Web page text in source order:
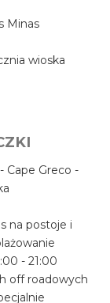
Minas
wioska
Cape Greco -
na postoje i
- 21:00
off roadowych